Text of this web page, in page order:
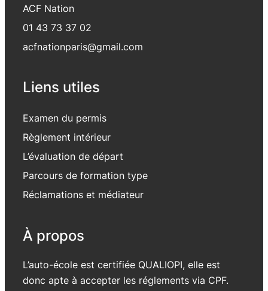
ACF Nation
01 43 73 37 02
acfnationparis@gmail.com
Liens utiles
Examen du permis
Règlement intérieur
L’évaluation de départ
Parcours de formation type
Réclamations et médiateur
À propos
L’auto-école est certifiée QUALIOPI, elle est
donc apte à accepter les réglements via CPF.